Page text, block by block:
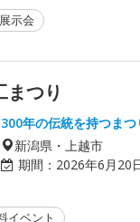
示会
まつり
300年の伝統を持つまつ
新潟県・上越市
期間： 2026年6月20
イベント